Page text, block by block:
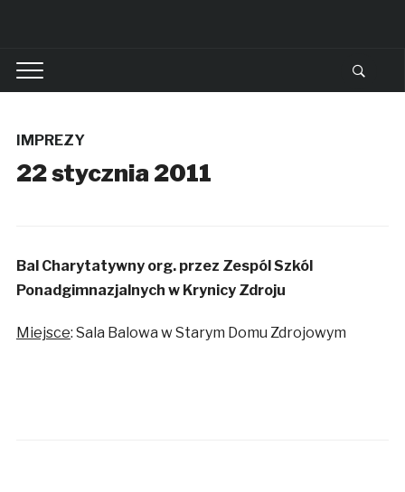
IMPREZY
22 stycznia 2011
Bal Charytatywny org. przez Zespól Szkól
Ponadgimnazjalnych w Krynicy Zdroju
Miejsce: Sala Balowa w Starym Domu Zdrojowym